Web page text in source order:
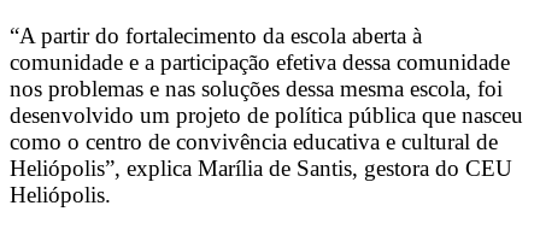
“A partir do fortalecimento da escola aberta à
comunidade e a participação efetiva dessa comunidade
nos problemas e nas soluções dessa mesma escola, foi
desenvolvido um projeto de política pública que nasceu
como o centro de convivência educativa e cultural de
Heliópolis”, explica Marília de Santis, gestora do CEU
Heliópolis.